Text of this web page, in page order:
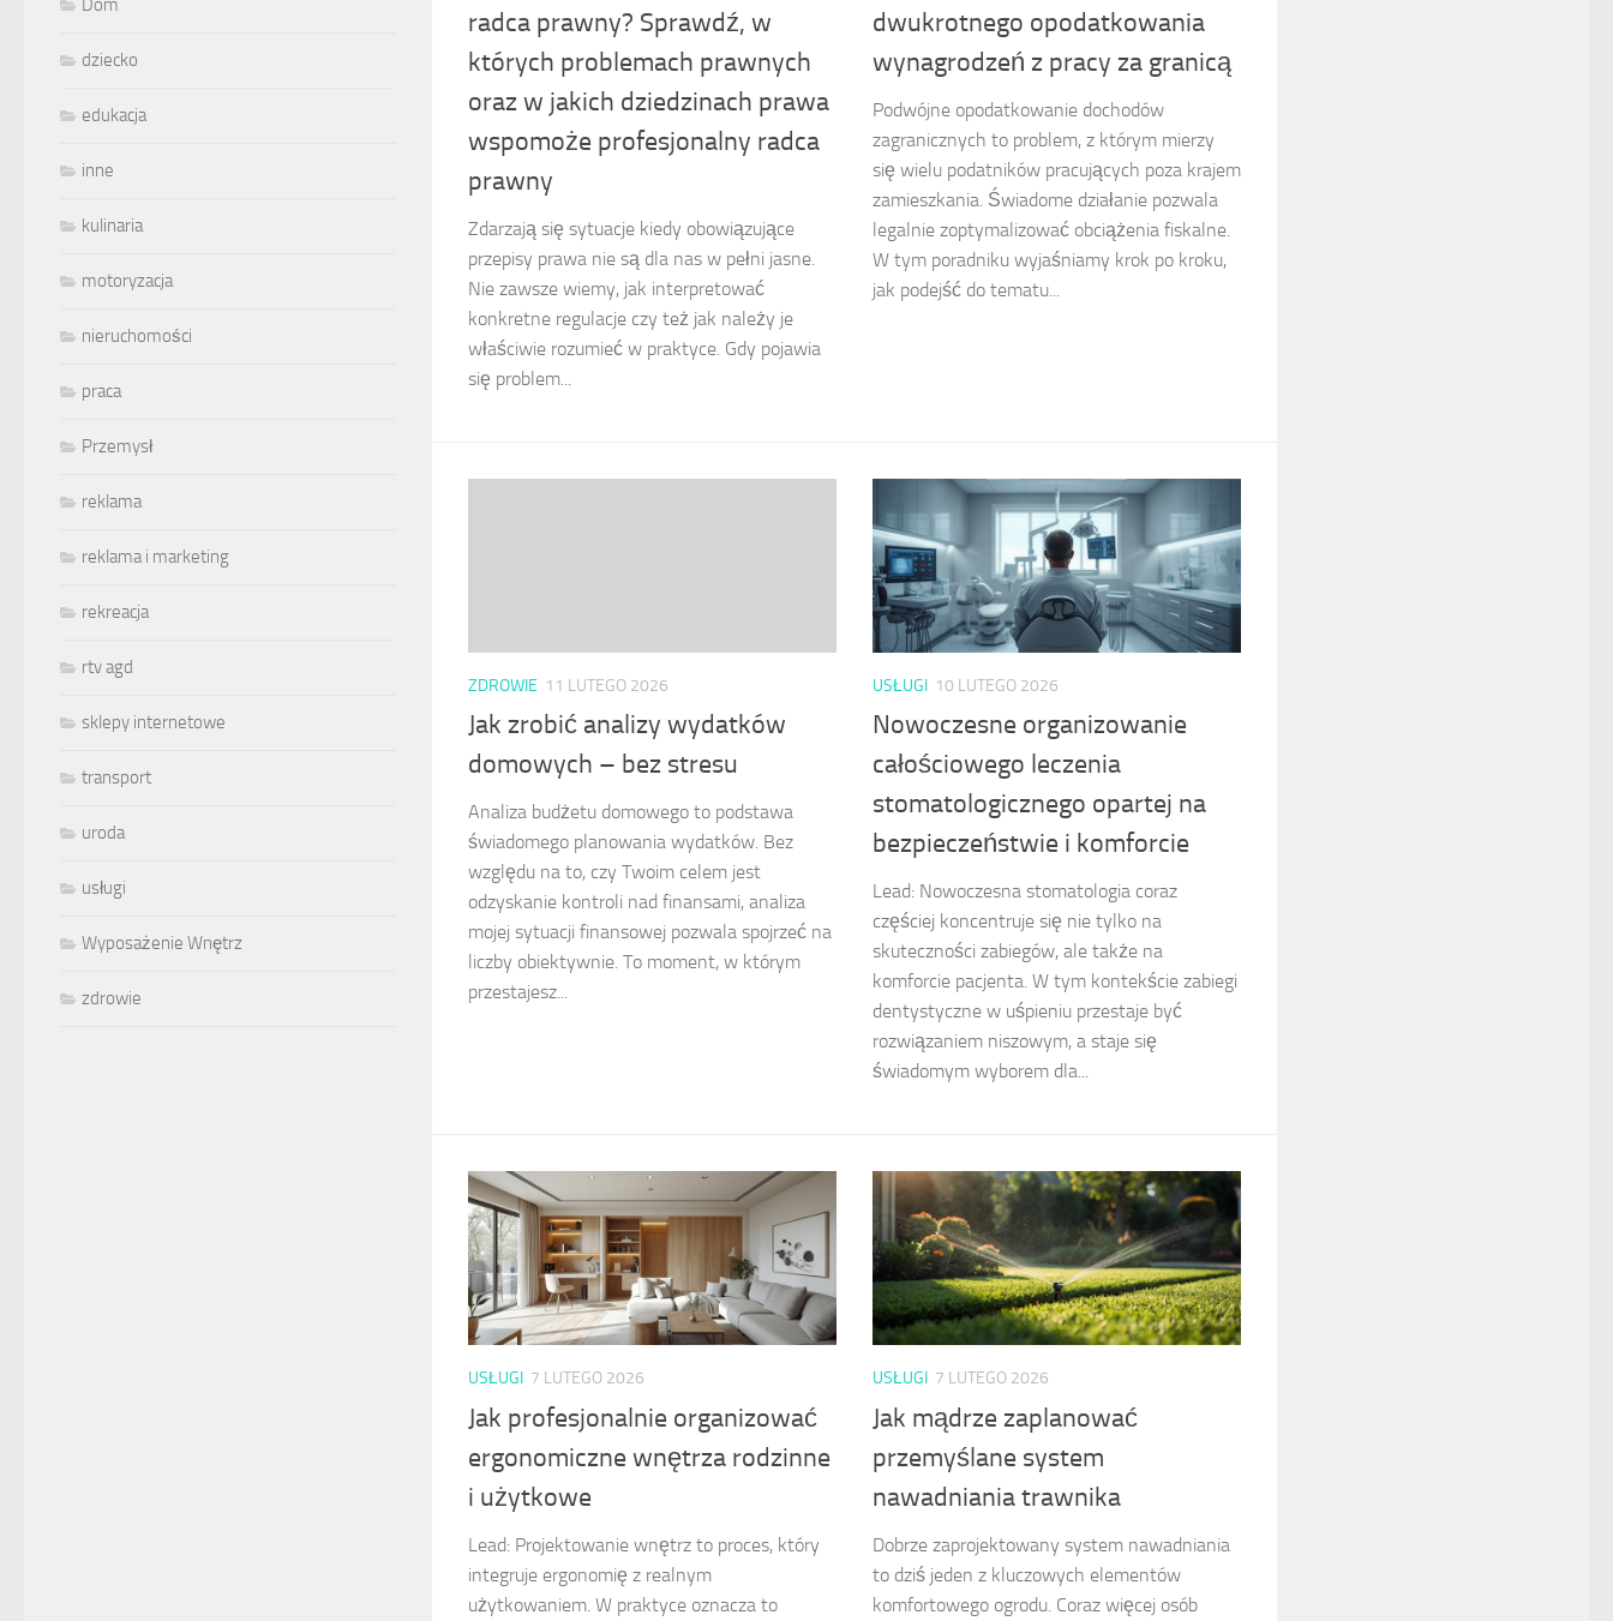
radca prawny? Sprawdź, w
których problemach prawnych
oraz w jakich dziedzinach prawa
wspomoże profesjonalny radca
prawny
Zdarzają się sytuacje kiedy obowiązujące
przepisy prawa nie są dla nas w pełni jasne.
Nie zawsze wiemy, jak interpretować
konkretne regulacje czy też jak należy je
właściwie rozumieć w praktyce. Gdy pojawia
się problem...
dwukrotnego opodatkowania
wynagrodzeń z pracy za granicą
Podwójne opodatkowanie dochodów
zagranicznych to problem, z którym mierzy
się wielu podatników pracujących poza krajem
zamieszkania. Świadome działanie pozwala
legalnie zoptymalizować obciążenia fiskalne.
W tym poradniku wyjaśniamy krok po kroku,
jak podejść do tematu...
ZDROWIE 11 LUTEGO 2026
Jak zrobić analizy wydatków
domowych – bez stresu
Analiza budżetu domowego to podstawa
świadomego planowania wydatków. Bez
względu na to, czy Twoim celem jest
odzyskanie kontroli nad finansami, analiza
mojej sytuacji finansowej pozwala spojrzeć na
liczby obiektywnie. To moment, w którym
przestajesz...
USŁUGI 10 LUTEGO 2026
Nowoczesne organizowanie
całościowego leczenia
stomatologicznego opartej na
bezpieczeństwie i komforcie
Lead: Nowoczesna stomatologia coraz
częściej koncentruje się nie tylko na
skuteczności zabiegów, ale także na
komforcie pacjenta. W tym kontekście zabiegi
dentystyczne w uśpieniu przestaje być
rozwiązaniem niszowym, a staje się
świadomym wyborem dla...
USŁUGI 7 LUTEGO 2026
Jak profesjonalnie organizować
ergonomiczne wnętrza rodzinne
i użytkowe
Lead: Projektowanie wnętrz to proces, który
integruje ergonomię z realnym
użytkowaniem. W praktyce oznacza to
USŁUGI 7 LUTEGO 2026
Jak mądrze zaplanować
przemyślane system
nawadniania trawnika
Dobrze zaprojektowany system nawadniania
to dziś jeden z kluczowych elementów
komfortowego ogrodu. Coraz więcej osób
Dom
dziecko
edukacja
inne
kulinaria
motoryzacja
nieruchomości
praca
Przemysł
reklama
reklama i marketing
rekreacja
rtv agd
sklepy internetowe
transport
uroda
usługi
Wyposażenie Wnętrz
zdrowie